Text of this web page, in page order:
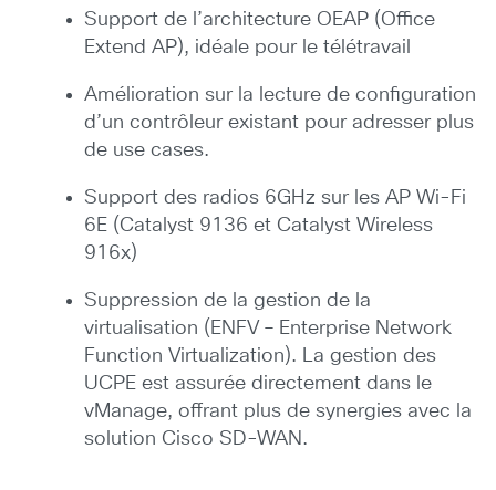
Support de l’architecture OEAP (Office
Extend AP), idéale pour le télétravail
Amélioration sur la lecture de configuration
d’un contrôleur existant pour adresser plus
de use cases.
Support des radios 6GHz sur les AP Wi-Fi
6E (Catalyst 9136 et Catalyst Wireless
916x)
Suppression de la gestion de la
virtualisation (ENFV – Enterprise Network
Function Virtualization). La gestion des
UCPE est assurée directement dans le
vManage, offrant plus de synergies avec la
solution Cisco SD-WAN.